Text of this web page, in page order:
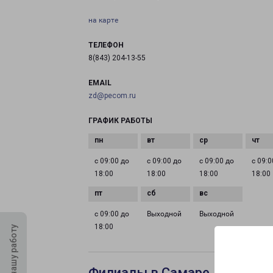
на карте
ТЕЛЕФОН
8(843) 204-13-55
EMAIL
zd@pecom.ru
ГРАФИК РАБОТЫ
с 09:00 до
18:00
с 09:00 до
18:00
с 09:00 до
18:00
с
18:00
с 09:00 до
18:00
Выходной Выходной